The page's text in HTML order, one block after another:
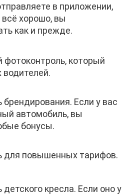
в приложении,
хорошо, вы
как и прежде.
фотоконтроль, который
водителей.
брендирования. Если у вас
автомобиль, вы
бонусы.
для повышенных тарифов.
кресла. Если оно у